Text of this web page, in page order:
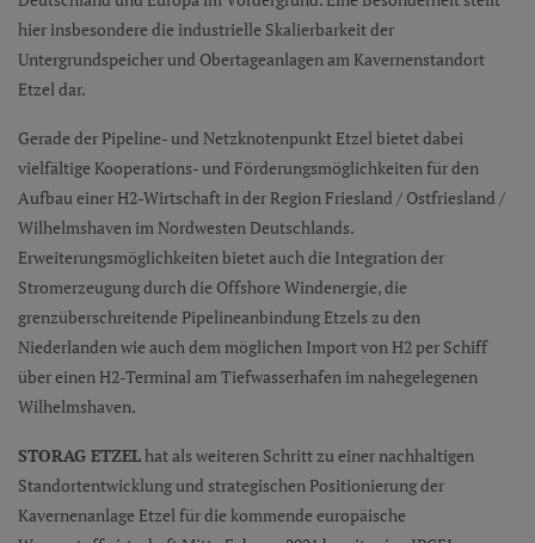
hier insbesondere die industrielle Skalierbarkeit der
Untergrundspeicher und Obertageanlagen am Kavernenstandort
Etzel dar.
Gerade der Pipeline- und Netzknotenpunkt Etzel bietet dabei
vielfältige Kooperations- und Förderungsmöglichkeiten für den
Aufbau einer H2-Wirtschaft in der Region Friesland / Ostfriesland /
Wilhelmshaven im Nordwesten Deutschlands.
Erweiterungsmöglichkeiten bietet auch die Integration der
Stromerzeugung durch die Offshore Windenergie, die
grenzüberschreitende Pipelineanbindung Etzels zu den
Niederlanden wie auch dem möglichen Import von H2 per Schiff
über einen H2-Terminal am Tiefwasserhafen im nahegelegenen
Wilhelmshaven.
STORAG ETZELhat als weiteren Schritt zu einer nachhaltigen
Standortentwicklung und strategischen Positionierung der
Kavernenanlage Etzel für die kommende europäische